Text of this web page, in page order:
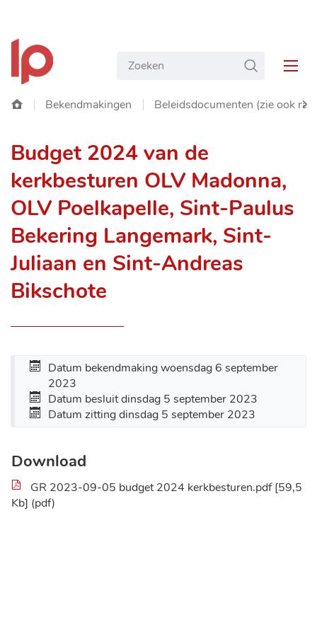
Gemeente
Langemark-
Poelkapelle
Wat
zoekt
ZOEKEN
Startpagina
Bekendmakingen Beleidsdocumenten (zie ook
Budget 2024 van de
kerkbesturen OLV Madonna,
OLV Poelkapelle, Sint-Paulus
Bekering Langemark, Sint-
Juliaan en Sint-Andreas
Bikschote
Datum bekendmakingwoensdag 6 september
2023
Datum besluitdinsdag 5 september 2023
Datum zittingdinsdag 5 september 2023
Download
GR 2023-09-05 budget 2024 kerkbesturen.pdf 59,5
Kb
pdf